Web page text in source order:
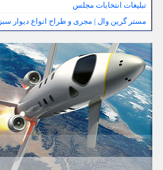
تبلیغات انتخابات مجلس
مستر گرین وال | مجری و طراح انواع دیوار سبز